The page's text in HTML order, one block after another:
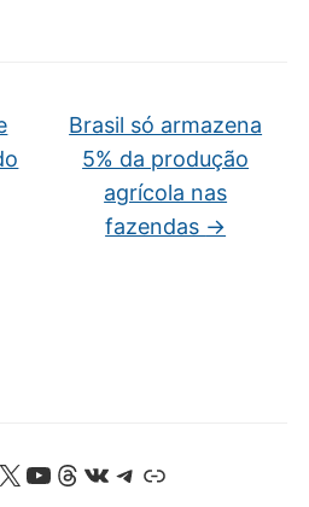
Brasil só armazena
5% da produção
agrícola nas
fazendas →
LinkedIn X Youtube Threads